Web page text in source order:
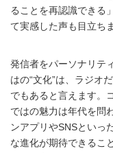
ることを再認識できる
て実感した声も目立ち
発信者をパーソナリテ
はの“文化”は、ラジオ
でもあると言えます。
ではの魅力は年代を問
ンアプリやSNSといっ
な進化が期待できるこ